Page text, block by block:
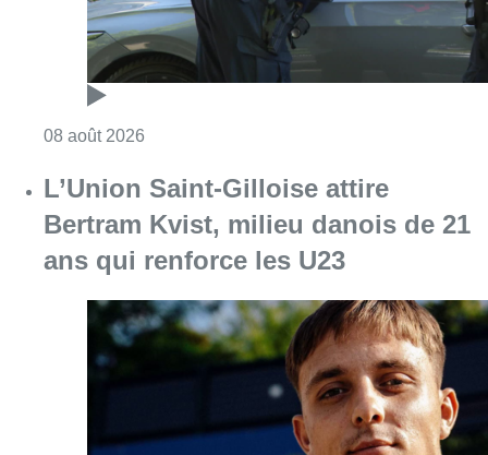
08 août 2026
L’Union Saint-Gilloise attire
Bertram Kvist, milieu danois de 21
ans qui renforce les U23